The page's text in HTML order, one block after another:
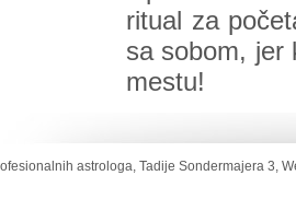
ritual za
sa sobom, jer
mestu!
astrologa, Tadije Sondermajera 3,